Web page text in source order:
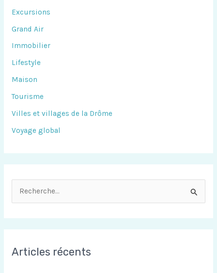
Excursions
Grand Air
Immobilier
Lifestyle
Maison
Tourisme
Villes et villages de la Drôme
Voyage global
e
Articles récents